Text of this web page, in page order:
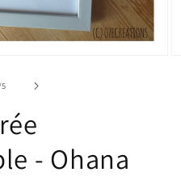
/de5
- Ohana